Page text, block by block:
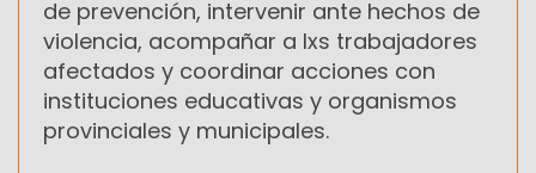
de prevención, intervenir ante hechos de
violencia, acompañar a lxs trabajadores
afectados y coordinar acciones con
instituciones educativas y organismos
provinciales y municipales.